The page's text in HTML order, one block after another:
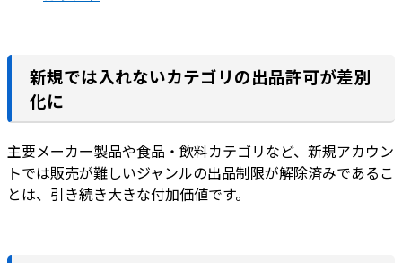
新規では入れないカテゴリの出品許可が差別
化に
主要メーカー製品や食品・飲料カテゴリなど、新規アカウン
トでは販売が難しいジャンルの出品制限が解除済みであるこ
とは、引き続き大きな付加価値です。